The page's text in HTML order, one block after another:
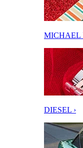
MICHAEL
DIESEL ›